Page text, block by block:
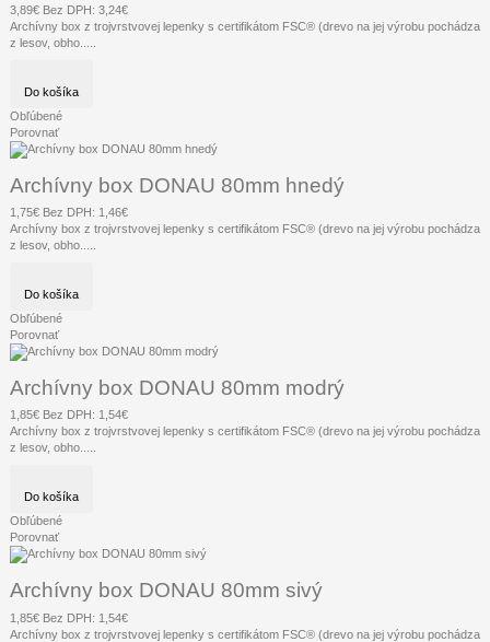
3,89€ Bez DPH: 3,24€
Archívny box z trojvrstvovej lepenky s certifikátom FSC® (drevo na jej výrobu pochádza
z lesov, obho.....
Do košíka
Obľúbené
Porovnať
Archívny box DONAU 80mm hnedý
1,75€ Bez DPH: 1,46€
Archívny box z trojvrstvovej lepenky s certifikátom FSC® (drevo na jej výrobu pochádza
z lesov, obho.....
Do košíka
Obľúbené
Porovnať
Archívny box DONAU 80mm modrý
1,85€ Bez DPH: 1,54€
Archívny box z trojvrstvovej lepenky s certifikátom FSC® (drevo na jej výrobu pochádza
z lesov, obho.....
Do košíka
Obľúbené
Porovnať
Archívny box DONAU 80mm sivý
1,85€ Bez DPH: 1,54€
Archívny box z trojvrstvovej lepenky s certifikátom FSC® (drevo na jej výrobu pochádza